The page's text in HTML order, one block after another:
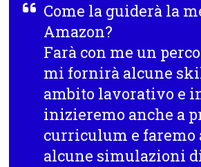
Come la guiderà la
Amazon?
Farà con me un
mi fornirà alcune
ambito lavorativo e
inizieremo anche a
curriculum e faremo
alcune simulazioni